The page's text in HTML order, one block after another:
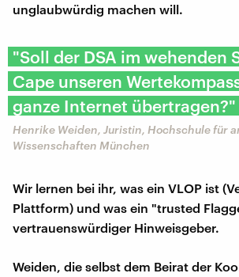
unglaubwürdig machen will.
"Soll der DSA im wehenden
Cape unseren
ganze Internet übertragen?"
Henrike Weiden, Juristin, Hochschule für
Wissenschaften München
Wir lernen bei ihr, was ein VLOP ist
Plattform) und was ein "trusted
vertrauenswürdiger Hinweisgeber.
Weiden, die selbst dem Beirat der